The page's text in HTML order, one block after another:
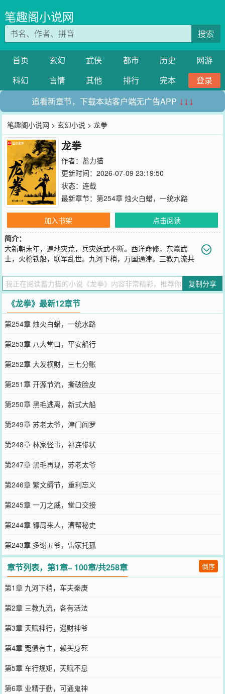
笔趣阁小说网
搜索
首页 玄幻 武侠 都市 历史
网游
科幻
言情 其他 排行 完本
登录
追看新章节，下载本站客户端无广告APP ↓↓↓
笔趣阁小说网 >玄幻小说 > 龙拳
龙拳
作者： 蓄力猫
更新时间：2026-07-09 23:19:50
状态：连载
最新章节： 第254章 烛火白蜡，一统水路
加入书架
点击阅读
简介：
大新朝末年，遍地灾荒，兵灾妖武不断。西洋命修，东瀛武
士，火枪铁船，联军乱世。九河下梢，万国通津。三教九流共
书】，从津门人力车夫开始，肝出个武道成神。【车夫】拉客环绕津
门全城，解锁【神行】，耐力无穷，日行千里。【扎纸】画龙点睛引
蝶来朝，解锁【六道画皮】，披他人皮，偷学武功。【郎中】仅凭三
指断人生死，解锁【百草天工】，能医万物，可毒真龙。出马【请神
上身】，摸金【寻龙分金】，风水【神机百解】，武师【龙虎交
征】。秦庚肝满职业，掌控漕帮，拳打西洋，人送外号“津门阎罗”。
百业成拳，义字当头，斩龙为先，是为龙拳！西洋人驱赶铁船大炮：
“大新朝已允废漕改海。敢阻此事，你秦庚大的过王法？”秦庚负手而
立。“在津门，我秦某就是王法。”“废漕改海，乃百万漕工衣食所系，
大新朝许，但秦某决然不许。”“国术，杀人技也。”“西洋人，今日你
我，既分高下，也决生死！”
您要是觉得《 龙拳》还不错的话请不要忘记向您QQ群和微博微信里的
朋友推荐哦！
复制分享
《龙拳》最新12章节
第254章 烛火白蜡，一统水路
第253章 八大堂口，平安船行
第252章 大发横财，三七分账
第251章 开源节流，撕破脸皮
第250章 黑毛逃离，新式大船
第249章 苏老太爷，津门阎罗
第248章 林家怪事，祁连惨状
第247章 黑毛再现，苏老太爷
第246章 繁文缛节，重利忘义
第245章 一刀之威，堂口交接
第244章 镖局来人，漕帮秘史
第243章 多谢五爷，雷家托孤
章节列表，第1章~ 100章/共258章 倒序
第1章 九河下梢，车夫秦庚
第2章 三教九流，各有活法
第3章 天赋神行，遇财神爷
第4章 冤债有主，赖头身死
第5章 车行规矩，天赋不息
第6章 业精于勤，可通鬼神